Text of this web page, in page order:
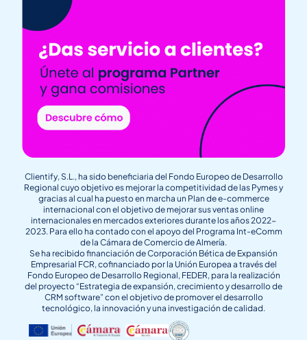
Clientify, S.L., ha sido beneficiaria del Fondo Europeo de Desarrollo
Regional cuyo objetivo es mejorar la competitividad de las Pymes y
gracias al cual ha puesto en marcha un Plan de e-commerce
internacional con el objetivo de mejorar sus ventas online
internacionales en mercados exteriores durante los años 2022-
2023. Para ello ha contado con el apoyo del Programa Int-eComm
de la Cámara de Comercio de Almería.
Se ha recibido financiación de Corporación Bética de Expansión
Empresarial FCR, cofinanciado por la Unión Europea a través del
Fondo Europeo de Desarrollo Regional, FEDER, para la realización
del proyecto “Estrategia de expansión, crecimiento y desarrollo de
CRM software” con el objetivo de promover el desarrollo
tecnológico, la innovación y una investigación de calidad.